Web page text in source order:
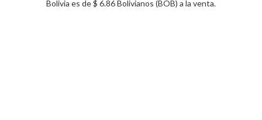
Bolivia es de $ 6.86 Bolivianos (BOB) a la venta.